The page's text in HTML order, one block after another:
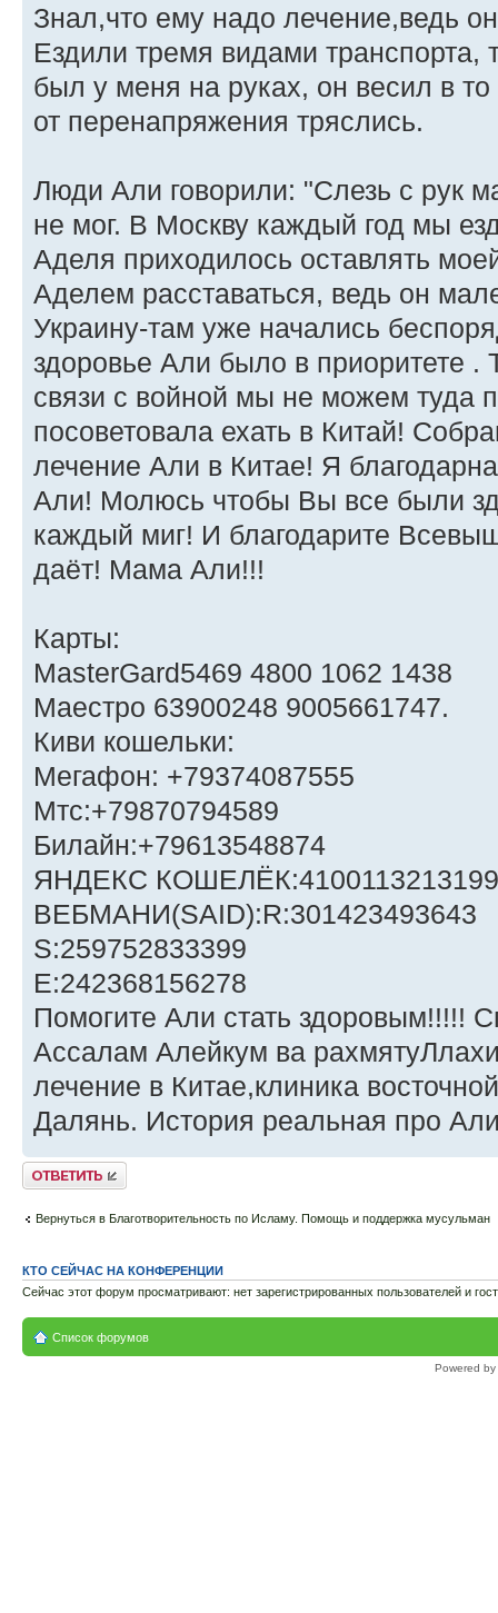
Знал,что ему надо лечение,ведь
Ездили тремя видами транспорта,
был у меня на руках, он весил в то
от перенапряжения тряслись.
Люди Али говорили: "Слезь с рук
не мог. В Москву каждый год мы
Аделя приходилось оставлять
Аделем расставаться, ведь он
Украину-там уже начались
здоровье Али было в приоритете
связи с войной мы не можем туда
посоветовала ехать в Китай!
лечение Али в Китае! Я
Али! Молюсь чтобы Вы все были
каждый миг! И благодарите
даёт! Мама Али!!!
Карты:
MasterGard5469 4800 1062 1438
Маестро 63900248 9005661747.
Киви кошельки:
Мегафон: +79374087555
Мтс:+79870794589
Билайн:+79613548874
ЯНДЕКС
ВЕБМАНИ(SAID):R:301423493643
S:259752833399
E:242368156278
Помогите Али стать здоровым!!!!!
Ассалам Алейкум ва
лечение в Китае,клиника
Далянь. История реальная про
Ответить
Вернуться в Благотворительность по Исламу. Помощь и поддержка мусульман
КТО СЕЙЧАС НА КОНФЕРЕНЦИИ
Сейчас этот форум просматривают: нет зарегистрированных пользователей и
Список форумов
Powered by